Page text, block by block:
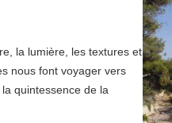
la lumière, les textures et
nous font voyager vers
quintessence de la